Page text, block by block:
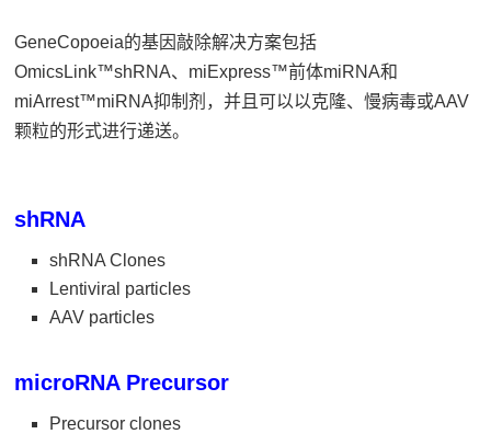
GeneCopoeia的基因敲除解决方案包括
OmicsLink™shRNA、miExpress™前体miRNA和
miArrest™miRNA抑制剂，并且可以以克隆、慢病毒或AAV
颗粒的形式进行递送。
shRNA
shRNA Clones
Lentiviral particles
AAV particles
microRNA Precursor
Precursor clones